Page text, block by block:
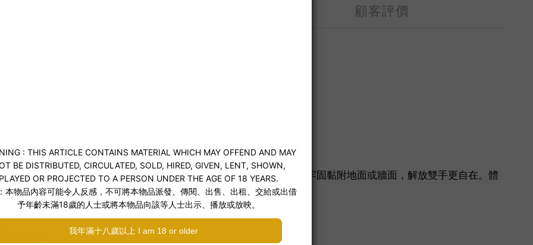
顧客評價
吸盤穩固好用
的初體驗。細緻矽膠表面搭配潤滑即可滑順進入，底部強力吸盤可牢固黏附地面或牆面，解放雙手更自在。體
更舒適
性潤滑液